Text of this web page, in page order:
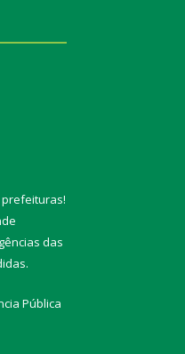
!
das
Pública